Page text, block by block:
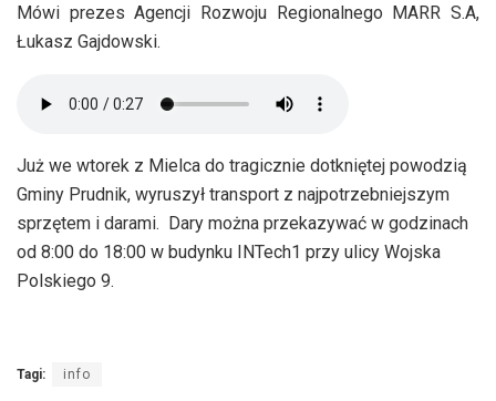
Mówi prezes Agencji Rozwoju Regionalnego MARR S.A,
Łukasz Gajdowski.
Już we wtorek z Mielca do tragicznie dotkniętej powodzią
Gminy Prudnik, wyruszył transport z najpotrzebniejszym
sprzętem i darami. Dary można przekazywać w godzinach
od 8:00 do 18:00 w budynku INTech1 przy ulicy Wojska
Polskiego 9.
Tagi: info